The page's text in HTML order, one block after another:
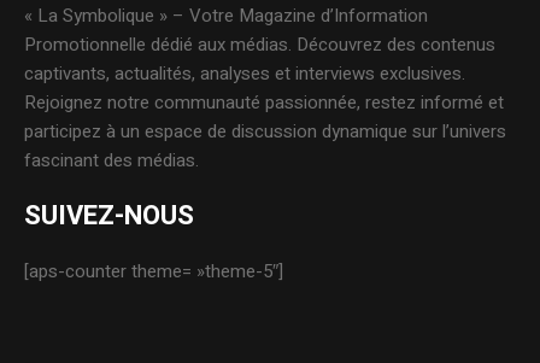
« La Symbolique » – Votre Magazine d’Information
Promotionnelle dédié aux médias. Découvrez des contenus
captivants, actualités, analyses et interviews exclusives.
Rejoignez notre communauté passionnée, restez informé et
participez à un espace de discussion dynamique sur l’univers
fascinant des médias.
SUIVEZ-NOUS
[aps-counter theme= »theme-5″]